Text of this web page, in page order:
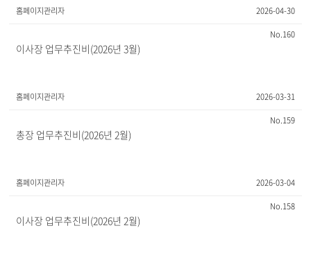
홈페이지관리자
2026-04-30
160
이사장 업무추진비(2026년 3월)
홈페이지관리자
2026-03-31
159
총장 업무추진비(2026년 2월)
홈페이지관리자
2026-03-04
158
이사장 업무추진비(2026년 2월)